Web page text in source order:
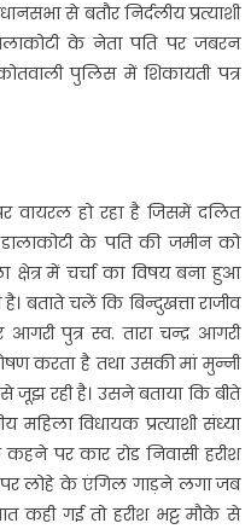
नेत्री
पर
जमीन
से बतौर निर्दलीय प्रत्याशी
के नेता पति पर जबरन
पुलिस में शिकायती पत्र
वायरल हो रहा है जिसमें दलित
के पति की जमीन को
क्षेत्र में चर्चा का विषय बना हुआ
बताते चलें कि बिन्दुखत्ता राजीव
पुत्र स्व. तारा चन्द्र आगरी
करता है तथा उसकी मां मुन्नी
जूझ रही है। उसने बताया कि बीते
महिला विधायक प्रत्याशी संध्या
पर कार रोड निवासी हरीश
लोहे के एंगिल गाड़ने लगा जब
कही गई तो हरीश भट्ट मौके से